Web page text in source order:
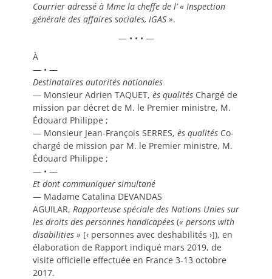
Courrier adressé à Mme la cheffe de l’ « Inspection
générale des affaires sociales, IGAS ».
— • • • —
À
— • —
Destinataires autorités nationales
— Monsieur Adrien TAQUET, ès qualités Chargé de
mission par décret de M. le Premier ministre, M.
Édouard Philippe ;
— Monsieur Jean-François SERRES, ès qualités Co-
chargé de mission par M. le Premier ministre, M.
Édouard Philippe ;
— • —
Et dont communiquer simultané
— Madame Catalina DEVANDAS
AGUILAR, Rapporteuse spéciale des Nations Unies sur
les droits des personnes handicapées (« persons with
disabilities » [‹ personnes avec deshabilités ›]), en
élaboration de Rapport indiqué mars 2019, de
visite officielle effectuée en France 3-13 octobre
2017.